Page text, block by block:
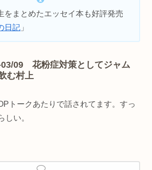
をまとめたエッセイ本も好評発売
日記 」
09 花粉症対策としてジャム
む村上
トークあたりで話されてます。すっ
しい。